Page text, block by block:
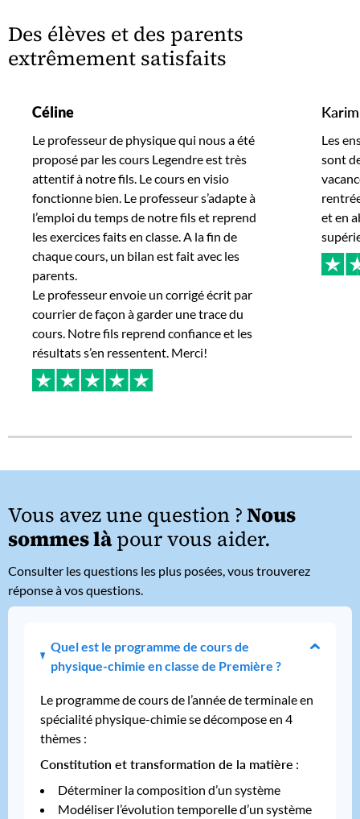
Des élèves et des parents
extrêmement satisfaits
Céline
Le professeur de physique qui nous a été
proposé par les cours Legendre est très
attentif à notre fils. Le cours en visio
fonctionne bien. Le professeur s’adapte à
l’emploi du temps de notre fils et reprend
les exercices faits en classe. A la fin de
chaque cours, un bilan est fait avec les
parents.
Le professeur envoie un corrigé écrit par
courrier de façon à garder une trace du
cours. Notre fils reprend confiance et les
résultats s’en ressentent. Merci!
Karim
Les
sont
et en
Vous avez une question ?Nous
sommes làpour vous aider.
Consulter les questions les plus posées, vous trouverez
réponse à vos questions.
Quel est le programme de cours de
physique-chimie en classe de Première ?
Le programme de cours de l’année de terminale en
spécialité physique-chimie se décompose en 4
thèmes :
Constitution et transformation de la matière :
Déterminer la composition d’un système
Modéliser l’évolution temporelle d’un système